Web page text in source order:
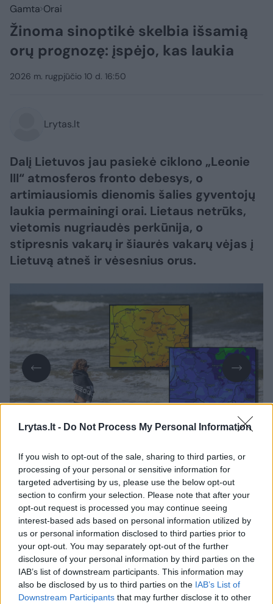
Lrytas.lt - Do Not Process My Personal Information
If you wish to opt-out of the sale, sharing to third parties, or
processing of your personal or sensitive information for
targeted advertising by us, please use the below opt-out
section to confirm your selection. Please note that after your
opt-out request is processed you may continue seeing
interest-based ads based on personal information utilized by
us or personal information disclosed to third parties prior to
your opt-out. You may separately opt-out of the further
disclosure of your personal information by third parties on the
IAB’s list of downstream participants. This information may
also be disclosed by us to third parties on the IAB’s List of
Downstream Participants that may further disclose it to other
Gamta Orai
Žinoma sinoptikė skelbia išsamią
orų prognozę: įspėjo, kas laukia
2026 m. rugpjūčio 10 d. 16:50
Lrytas.lt
Dalį Lietuvos jau pasiekė ciklono „Leonie
III“ atmosferos fronto debesys, o
artimiausiomis dienomis šalies gyventojų
laukia permainingi orai. Lietaus netrūks,
vietomis nugriaudės perkūnija, o
stipresnis vakarų ir šiaurės vakarų vėjas į
Lietuvą atneš ir vėsesnius orus.
Daugiau nuotraukų (17)
Pasak sinoptikės Elvyros Latvėnaitės,
antradienio naktį Lietuvą pasieks dar vienas
atmosferos frontas, kuris daugiau ar mažiau
palaistys šalį.
„Antradienio naktį dar vienas atmosferos
frontas jau visus daugiau ar mažiau laistys,